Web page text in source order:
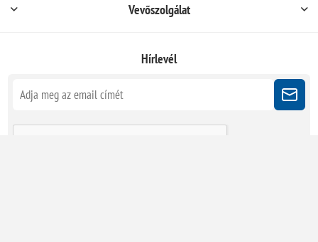
Vevőszolgálat
Hírlevél